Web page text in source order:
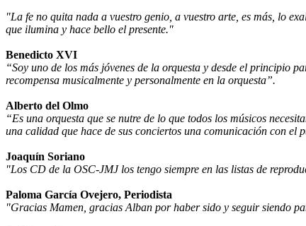
"La fe no quita nada a vuestro genio, a vuestro arte, es más, lo
que ilumina y hace bello el presente."
Benedicto XVI
“Soy uno de los más jóvenes de la orquesta y desde el principio
recompensa musicalmente y personalmente en la orquesta”.
Alberto del Olmo
“Es una orquesta que se nutre de lo que todos los músicos
una calidad que hace de sus conciertos una comunicación con el
Joaquín Soriano
"Los CD de la OSC-JMJ los tengo siempre en las listas de
Paloma García Ovejero, Periodista
"Gracias Mamen, gracias Alban por haber sido y seguir siendo